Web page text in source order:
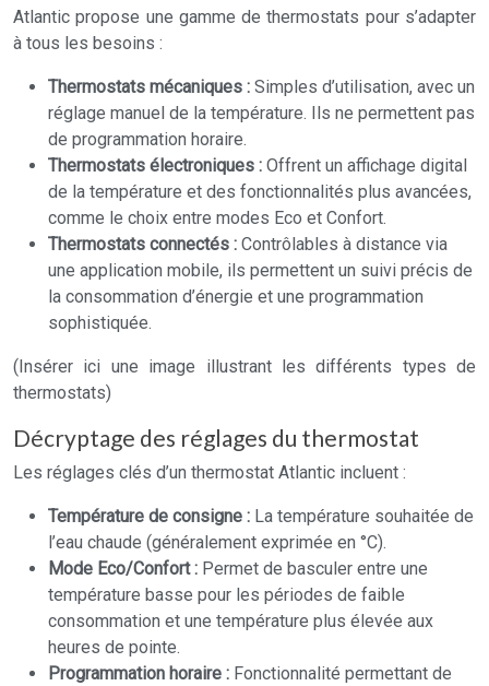
Atlantic propose une gamme de thermostats pour s’adapter
à tous les besoins :
Thermostats mécaniques : Simples d’utilisation, avec un
réglage manuel de la température. Ils ne permettent pas
de programmation horaire.
Thermostats électroniques : Offrent un affichage digital
de la température et des fonctionnalités plus avancées,
comme le choix entre modes Eco et Confort.
Thermostats connectés : Contrôlables à distance via
une application mobile, ils permettent un suivi précis de
la consommation d’énergie et une programmation
sophistiquée.
(Insérer ici une image illustrant les différents types de
thermostats)
Décryptage des réglages du thermostat
Les réglages clés d’un thermostat Atlantic incluent :
Température de consigne : La température souhaitée de
l’eau chaude (généralement exprimée en °C).
Mode Eco/Confort : Permet de basculer entre une
température basse pour les périodes de faible
consommation et une température plus élevée aux
heures de pointe.
Programmation horaire : Fonctionnalité permettant de